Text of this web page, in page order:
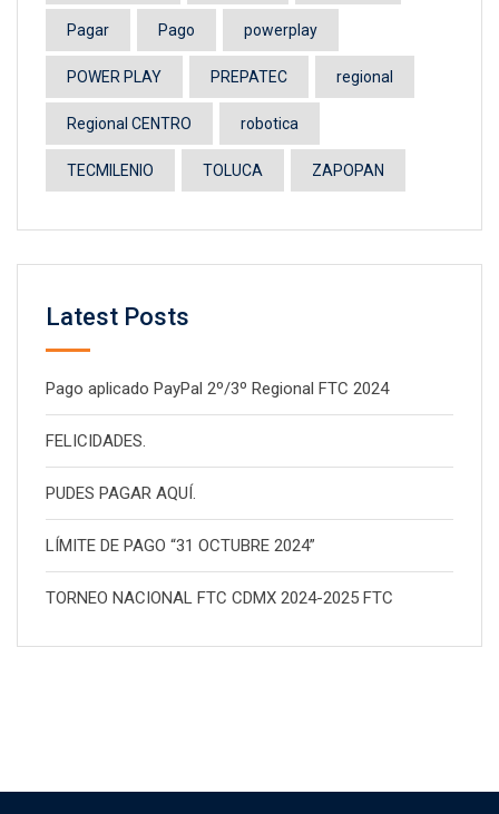
Pagar Pago powerplay
POWER PLAY PREPATEC regional
Regional CENTRO robotica
TECMILENIO TOLUCA ZAPOPAN
Latest Posts
Pago aplicado PayPal 2º/3º Regional FTC 2024
FELICIDADES.
PUDES PAGAR AQUÍ.
LÍMITE DE PAGO “31 OCTUBRE 2024”
TORNEO NACIONAL FTC CDMX 2024-2025 FTC